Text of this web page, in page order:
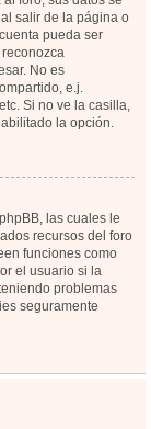
salir de la página o
pueda ser
No es
e.j.
Si no ve la casilla,
la opción.
las cuales le
recursos del foro
funciones como
el usuario si la
problemas
seguramente